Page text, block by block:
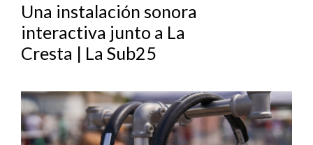
Una instalación sonora
interactiva junto a La
Cresta | La Sub25